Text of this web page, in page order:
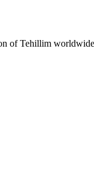
of Tehillim